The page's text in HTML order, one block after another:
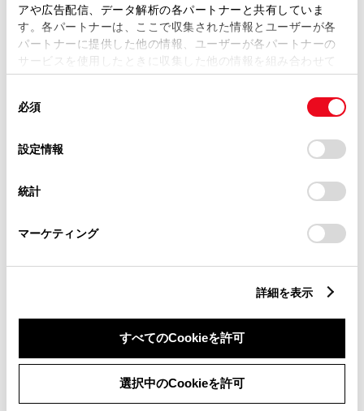
アや広告配信、データ解析の各パートナーと共有していま
す。各パートナーは、ここで収集された情報とユーザーが各
パートナーに提供した他の情報、ユーザーが各パートナーの
サービスを使用したときに収集した他の情報を組み合わせて
使用することがあります。当ウェブサイトの使用を続行する
デバイスにすべてのCookie(クッキー)が保存されることに同
意したことになります。Cookie(クッキー)のオプトアウト、
設定の変更、同意を撤回したりするにあたっては、当社の
「Cookie（クッキー）情報の取り扱いについて
」をご覧くだ
必須
設定情報
統計
マーケティング
詳細を表示
すべてのCookieを許可
選択中のCookieを許可
施設情報・サービス
軽自動車
授乳室
バリアフリー/フラットフロ